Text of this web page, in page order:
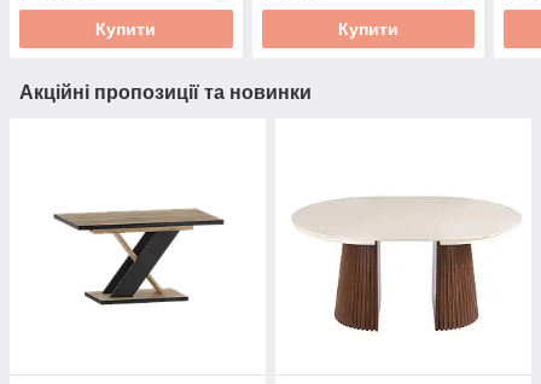
Купити Купити
Акційні пропозиції та новинки